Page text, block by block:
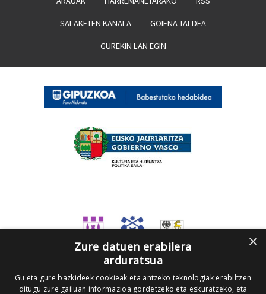
SALAKETEN KANALA GOIENA TALDEA
GUREKIN LAN EGIN
×
Zure datuen erabilera
arduratsua
Gu eta gure bazkideek cookieak eta antzeko teknologiak erabiltzen
ditugu zure gailuan informazioa gordetzeko eta eskuratzeko, eta